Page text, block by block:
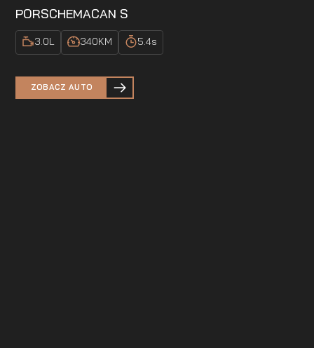
PORSCHEMACAN S
3.0L 340KM 5.4s
ZOBACZ AUTO